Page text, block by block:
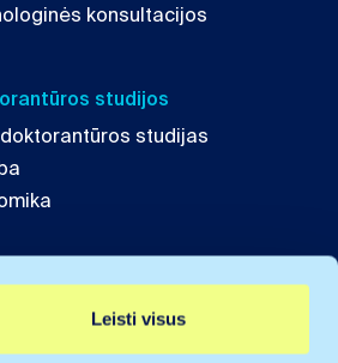
Leisti visus
konsultacijos
studijos
studijas